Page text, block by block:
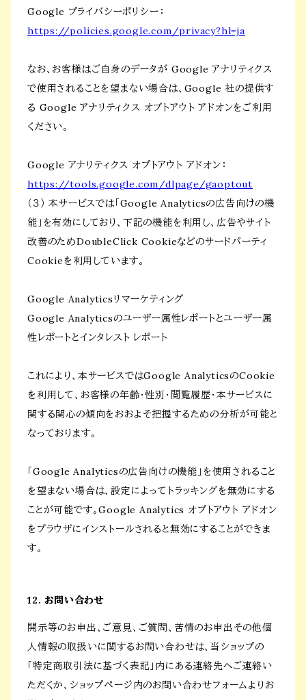
Google プライバシーポリシー：
https://policies.google.com/privacy?hl=ja
なお、お客様はご自身のデータが Google アナリティクス
で使用されることを望まない場合は、Google 社の提供す
る Google アナリティクス オプトアウト アドオンをご利用
ください。
Google アナリティクス オプトアウト アドオン：
https://tools.google.com/dlpage/gaoptout
（３） 本サービスでは「Google Analyticsの広告向けの機
能」を有効にしており、下記の機能を利用し、広告やサイト
改善のためDoubleClick Cookieなどのサードパーティ
Cookieを利用しています。
Google Analyticsリマーケティング
Google Analyticsのユーザー属性レポートとユーザー属
性レポートとインタレスト レポート
これにより、本サービスではGoogle AnalyticsのCookie
を利用して、お客様の年齢・性別・閲覧履歴・本サービスに
関する関心の傾向をおおよそ把握するための分析が可能と
なっております。
「Google Analyticsの広告向けの機能」を使用されること
を望まない場合は、設定によってトラッキングを無効にする
ことが可能です。Google Analytics オプトアウト アドオン
をブラウザにインストールされると無効にすることができま
す。
12. お問い合わせ
開示等のお申出、ご意見、ご質問、苦情のお申出その他個
人情報の取扱いに関するお問い合わせは、当ショップの
「特定商取引法に基づく表記」内にある連絡先へご連絡い
ただくか、ショップページ内のお問い合わせフォームよりお